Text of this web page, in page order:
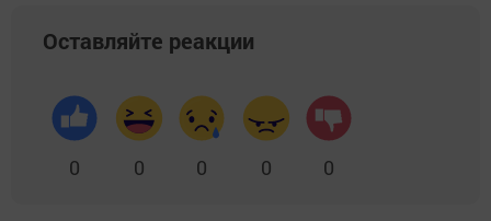
Оставляйте реакции
0 0 0 0 0